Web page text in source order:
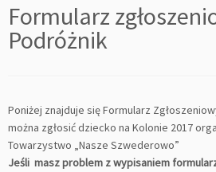
Formularz
Podróżnik
Poniżej znajduje się Formularz
można zgłosić dziecko na Kolonie 2017
Towarzystwo „Nasze Szwederowo”
Jeśli masz problem z wypisaniem